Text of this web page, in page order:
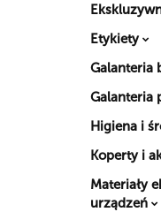
Etykiety
Galanteria
Galanteria
Higiena i
Koperty i
Materiały
urządzeń